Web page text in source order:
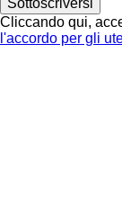
Cliccando qui,
l'accordo per gli